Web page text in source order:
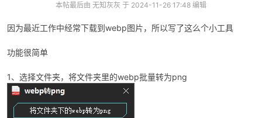
本帖最后由 无知灰灰 于 2024-11-26 17:48 编辑
因为最近工作中经常下载到webp图片，所以写了这么个小工具
功能很简单
1、选择文件夹，将文件夹里的webp批量转为png